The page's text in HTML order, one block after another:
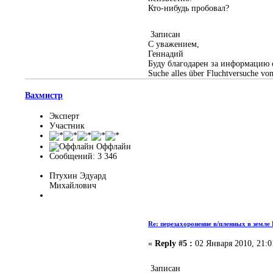
Кто-нибудь пробовал?
Записан
С уважением,
Геннадий
Буду благодарен за информацию
Suche alles über Fluchtversuche
Вахмистр
Эксперт
Участник
Оффлайн
Сообщений: 3 346
Птухин Эдуард
Михайлович
Re: перезахоронение в/пленных в
«Reply #5 : 02 Января 2010,
Записан